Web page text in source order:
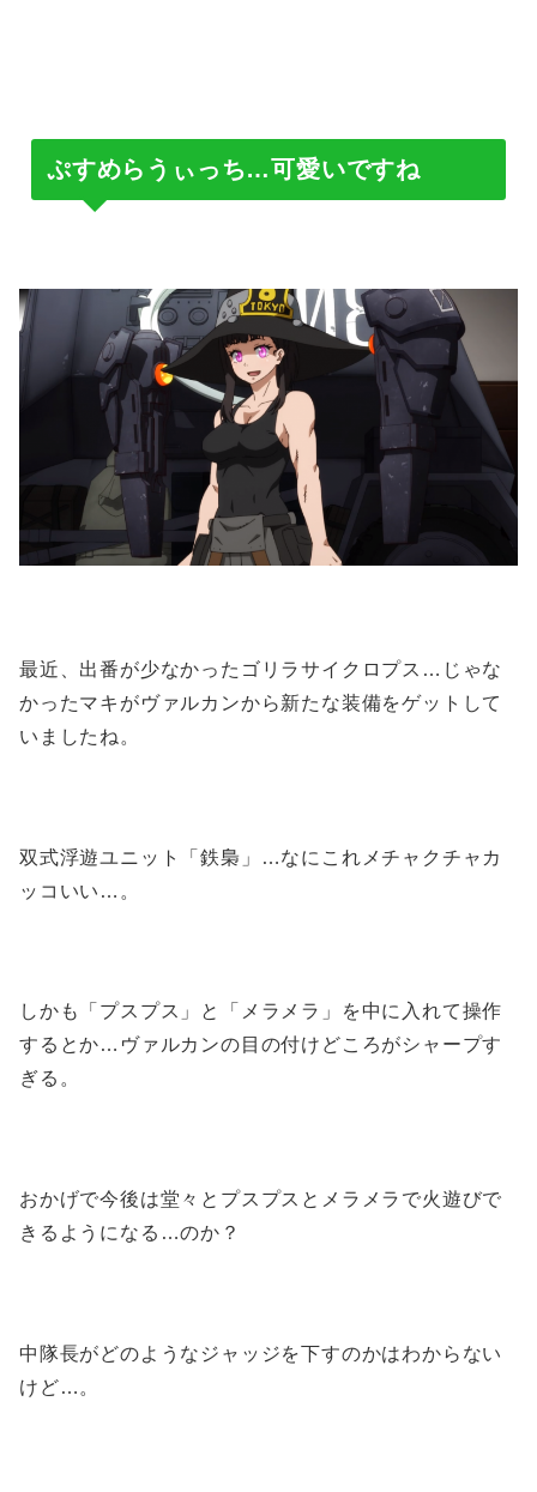
ぷすめらうぃっち…可愛いですね
最近、出番が少なかったゴリラサイクロプス…じゃな
かったマキがヴァルカンから新たな装備をゲットして
いましたね。
双式浮遊ユニット「鉄梟」…なにこれメチャクチャカ
ッコいい…。
しかも「プスプス」と「メラメラ」を中に入れて操作
するとか…ヴァルカンの目の付けどころがシャープす
ぎる。
おかげで今後は堂々とプスプスとメラメラで火遊びで
きるようになる…のか？
中隊長がどのようなジャッジを下すのかはわからない
けど…。